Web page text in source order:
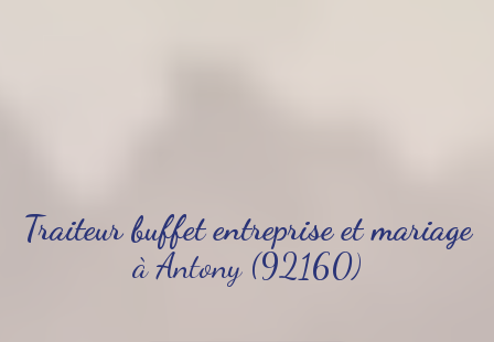
Traiteur buffet entreprise et mariage
à Antony (92160)